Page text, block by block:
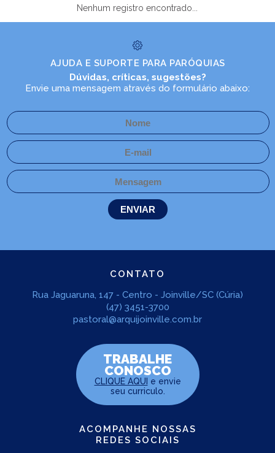
Nenhum registro encontrado...
AJUDA E SUPORTE PARA PARÓQUIAS
Dúvidas, críticas, sugestões?
Envie uma mensagem através do formulário abaixo:
CONTATO
Rua Jaguaruna, 147 - Centro - Joinville/SC (Cúria)
(47) 3451-3700
pastoral@arquijoinville.com.br
TRABALHE
CONOSCO
CLIQUE AQUI e envie
seu curriculo.
ACOMPANHE NOSSAS
REDES SOCIAIS